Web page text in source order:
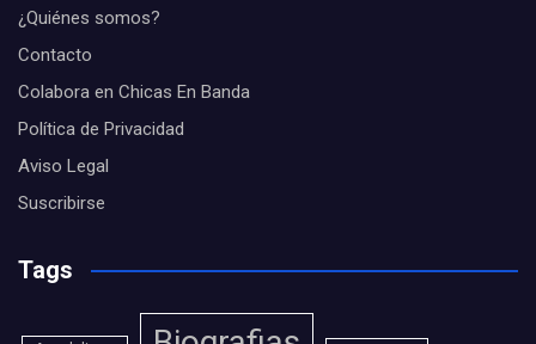
¿Quiénes somos?
Contacto
Colabora en Chicas En Banda
Política de Privacidad
Aviso Legal
Suscribirse
Tags